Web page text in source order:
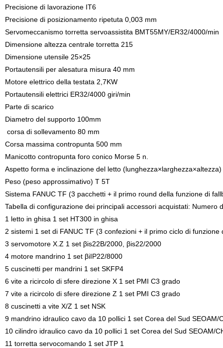
Precisione di lavorazione IT6
Precisione di posizionamento ripetuta 0,003 mm
Servomeccanismo torretta servoassistita BMT55MY/ER32/4000/min
Dimensione altezza centrale torretta 215
Dimensione utensile 25×25
Portautensili per alesatura misura 40 mm
Motore elettrico della testata 2,7KW
Portautensili elettrici ER32/4000 giri/min
Parte di scarico
Diametro del supporto 100mm
corsa di sollevamento 80 mm
Corsa massima contropunta 500 mm
Manicotto contropunta foro conico Morse 5 n.
Aspetto forma e inclinazione del letto
Peso (peso approssimativo) T 5T
Sistema FANUC TF (3 pacchetti + il primo round della funzione di
Tabella di configurazione dei principali accessori acquistati:
1 letto in ghisa 1 set HT300 in ghisa
2 sistemi 1 set di FANUC TF (3 confezioni + il primo ciclo di
3 servomotore X.Z 1 set βis22B/2000, βis22/2000
4 motore mandrino 1 set βiIP22/8000
5 cuscinetti per mandrini 1 set SKFP4
6 vite a ricircolo di sfere direzione X 1 setPMI C3 grado
7 vite a ricircolo di sfere direzione Z 1 setPMI C3 grado
8 cuscinetti a vite X/Z 1 set NSK
9 mandrino idraulico cavo da 10 pollici 1 set Corea del Sud SEOAM/
10 cilindro idraulico cavo da 10 pollici 1 set Corea del Sud SEOAM/
11 torretta servocomando 1 setJTP1